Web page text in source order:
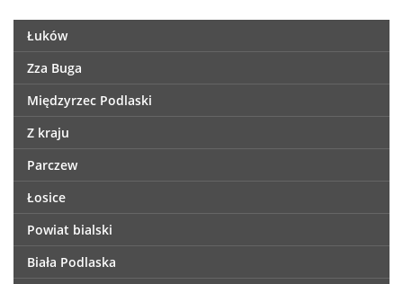
Łuków
Zza Buga
Międzyrzec Podlaski
Z kraju
Parczew
Łosice
Powiat bialski
Biała Podlaska